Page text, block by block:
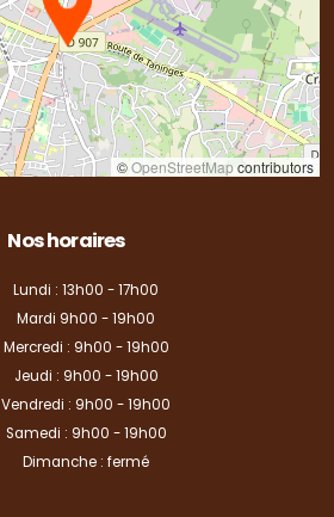
©OpenStreetMapcontributors
Nos horaires
Lundi : 13h00 - 17h00
Mardi 9h00 - 19h00
Mercredi : 9h00 - 19h00
Jeudi : 9h00 - 19h00
Vendredi : 9h00 - 19h00
Samedi : 9h00 - 19h00
Dimanche : fermé